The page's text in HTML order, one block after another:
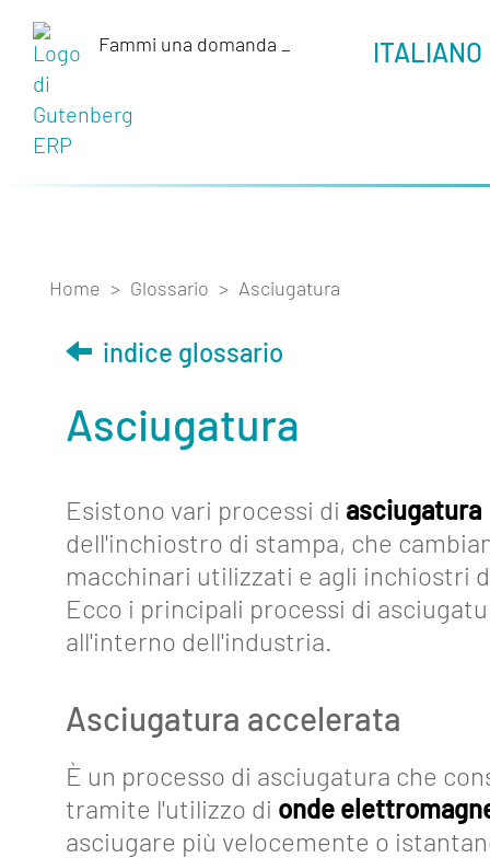
Fammi una domanda _ ITALIANO
Home > Glossario > Asciugatura
indice glossario
Asciugatura
Esistono vari processi di asciugatura
dell'inchiostro di stampa, che
macchinari utilizzati e agli inchiostri
Ecco i principali processi di
all'interno dell'industria.
Asciugatura accelerata
È un processo di asciugatura che
tramite l'utilizzo di onde
asciugare più velocemente o